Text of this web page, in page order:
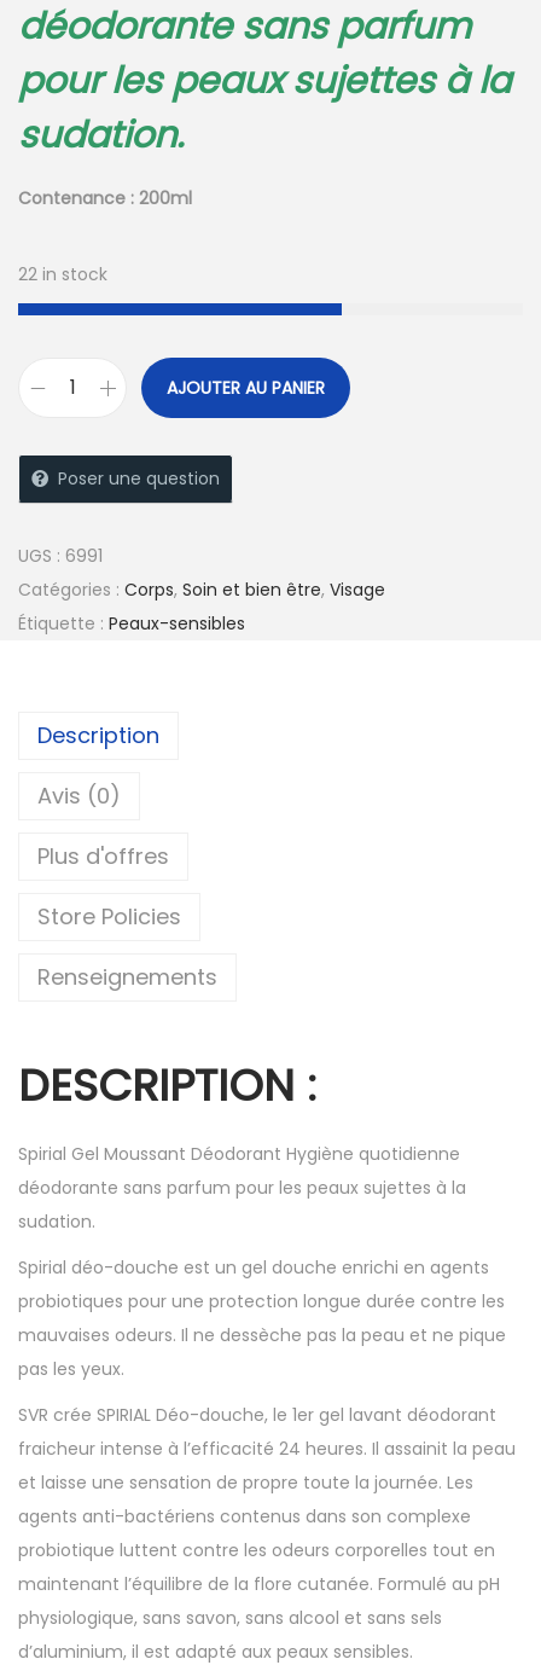
déodorante sans parfum
pour les peaux sujettes à la
sudation.
Contenance : 200ml
22 in stock
AJOUTER AU PANIER
Poser une question
UGS : 6991
Catégories : Corps, Soin et bien être, Visage
Étiquette : Peaux-sensibles
Description
Avis (0)
Plus d'offres
Store Policies
Renseignements
DESCRIPTION :
Spirial Gel Moussant Déodorant Hygiène quotidienne
déodorante sans parfum pour les peaux sujettes à la
sudation.
Spirial déo-douche est un gel douche enrichi en agents
probiotiques pour une protection longue durée contre les
mauvaises odeurs. Il ne dessèche pas la peau et ne pique
pas les yeux.
SVR crée SPIRIAL Déo-douche, le 1er gel lavant déodorant
fraicheur intense à l’efficacité 24 heures. Il assainit la peau
et laisse une sensation de propre toute la journée. Les
agents anti-bactériens contenus dans son complexe
probiotique luttent contre les odeurs corporelles tout en
maintenant l’équilibre de la flore cutanée. Formulé au pH
physiologique, sans savon, sans alcool et sans sels
d’aluminium, il est adapté aux peaux sensibles.